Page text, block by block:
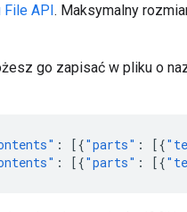
File API. Maksymalny
go zapisać w pliku o
: [{"parts" : [{
: [{"parts" : [{